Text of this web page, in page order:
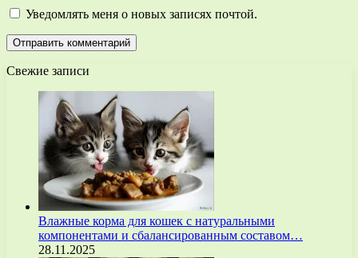
Уведомлять меня о новых записях почтой.
Свежие записи
Влажные корма для кошек с натуральными
компонентами и сбалансированным составом…
28.11.2025